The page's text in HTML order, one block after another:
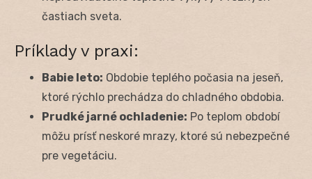
častiach sveta.
Príklady v praxi:
Babie leto: Obdobie teplého počasia na jeseň,
ktoré rýchlo prechádza do chladného obdobia.
Prudké jarné ochladenie: Po teplom období
môžu prísť neskoré mrazy, ktoré sú nebezpečné
pre vegetáciu.